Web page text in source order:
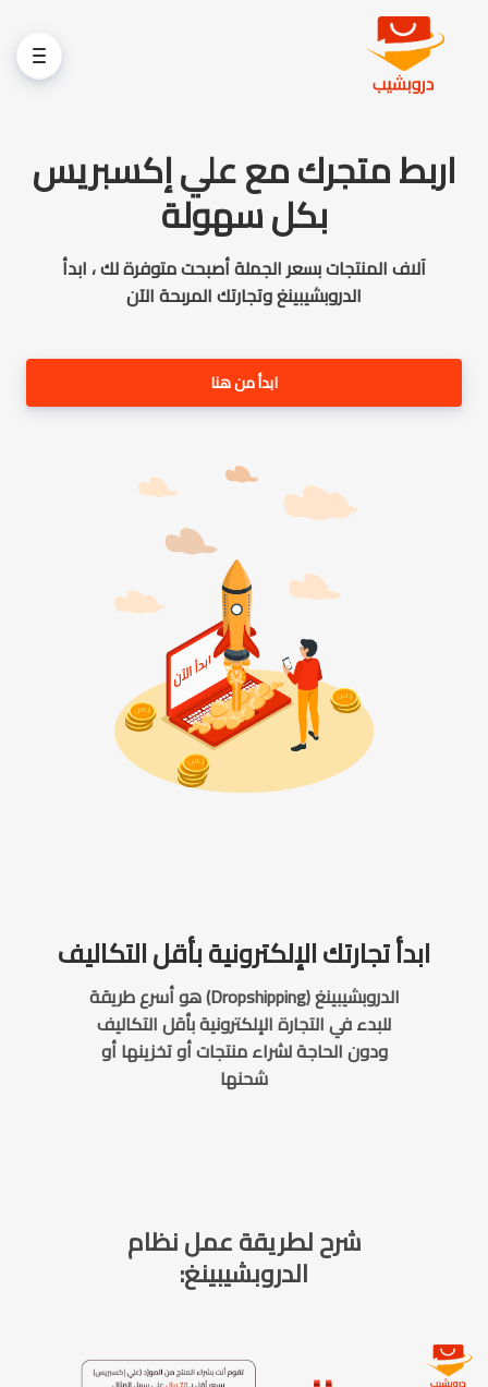
اربط متجرك مع علي إكسبريس
بكل سهولة
آلاف المنتجات بسعر الجملة أصبحت متوفرة لك ، ابدأ
الدروبشيبينغ وتجارتك المربحة الآن
ابدأ من هنا
ابدأ تجارتك الإلكترونية بأقل التكاليف
الدروبشيبينغ (Dropshipping) هو أسرع طريقة
للبدء في التجارة الإلكترونية بأقل التكاليف
ودون الحاجة لشراء منتجات أو تخزينها أو
شحنها
شرح لطريقة عمل نظام
الدروبشيبينغ: